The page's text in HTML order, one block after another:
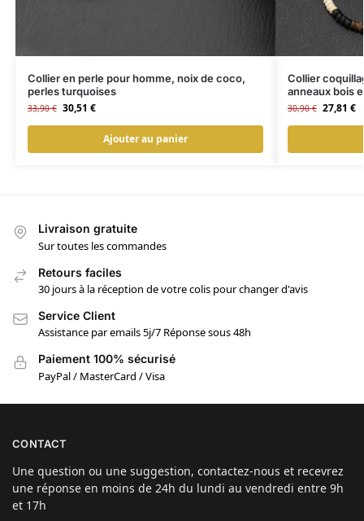
Collier en perle pour homme, noix de coco,
perles turquoises
33,90€ 30,51 €
Ajouter au panier
Collier
anneaux bois
30,90€ 27,81 €
Livraison gratuite
Sur toutes les commandes
Retours faciles
30 jours à la réception de votre colis pour changer d'avis
Service Client
Assistance par emails 5j/7 Réponse sous 48h
Paiement 100% sécurisé
PayPal / MasterCard / Visa
CONTACT
Une question ou une suggestion, contactez-nous et recevrez
une réponse en moins de 24h du lundi au vendredi entre 9h
et 17h